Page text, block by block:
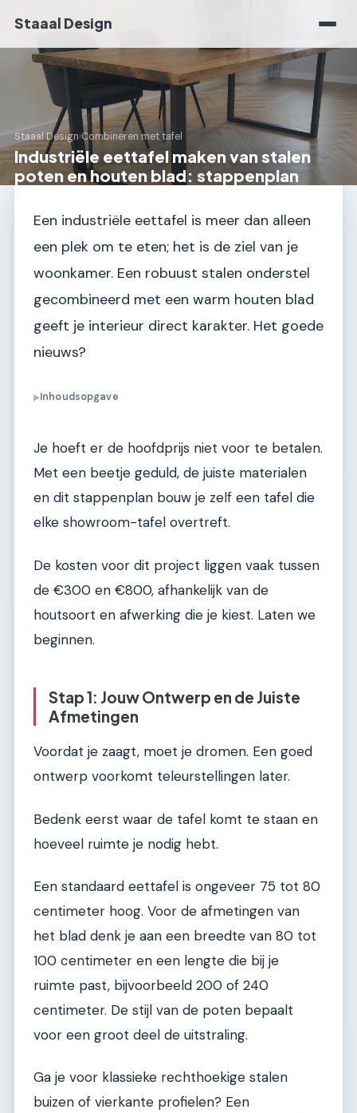
Staaal Design
Staaal Design›Combineren met tafel
Industriële eettafel maken van stalen
poten en houten blad: stappenplan
Een industriële eettafel is meer dan alleen
een plek om te eten; het is de ziel van je
woonkamer. Een robuust stalen onderstel
gecombineerd met een warm houten blad
geeft je interieur direct karakter. Het goede
nieuws?
▶Inhoudsopgave
Je hoeft er de hoofdprijs niet voor te betalen.
Met een beetje geduld, de juiste materialen
en dit stappenplan bouw je zelf een tafel die
elke showroom-tafel overtreft.
De kosten voor dit project liggen vaak tussen
de €300 en €800, afhankelijk van de
houtsoort en afwerking die je kiest. Laten we
beginnen.
Stap 1: Jouw Ontwerp en de Juiste
Afmetingen
Voordat je zaagt, moet je dromen. Een goed
ontwerp voorkomt teleurstellingen later.
Bedenk eerst waar de tafel komt te staan en
hoeveel ruimte je nodig hebt.
Een standaard eettafel is ongeveer 75 tot 80
centimeter hoog. Voor de afmetingen van
het blad denk je aan een breedte van 80 tot
100 centimeter en een lengte die bij je
ruimte past, bijvoorbeeld 200 of 240
centimeter. De stijl van de poten bepaalt
voor een groot deel de uitstraling.
Ga je voor klassieke rechthoekige stalen
buizen of vierkante profielen? Een